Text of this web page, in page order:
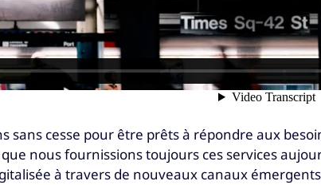
sans cesse pour être prêts à répondre aux
nous fournissions toujours ces services
à travers de nouveaux canaux